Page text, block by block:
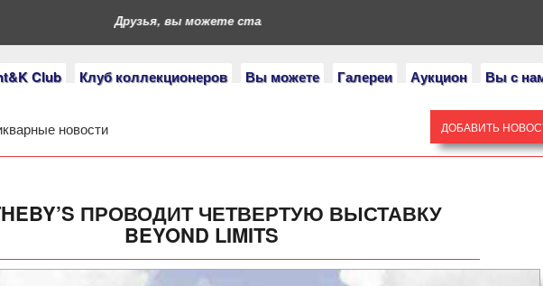
Club Клуб коллекционеров Вы можете Галереи Аукцион Вы с
Друзья, вы можете стать героями нашего портала. Если у вас есть
ДОБАВИТЬ
новости
ПРОВОДИТ ЧЕТВЕРТУЮ ВЫСТАВКУ
BEYOND LIMITS